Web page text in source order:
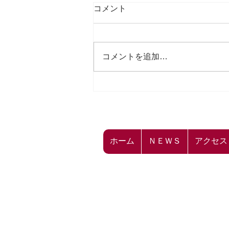
コメント
コメントを追加…
ホーム ＮＥＷＳ アクセス